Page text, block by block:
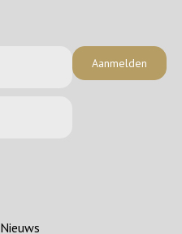
Aanmelden
Nieuws